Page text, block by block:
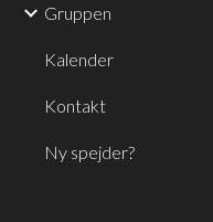
Gruppen
Kalender
Kontakt
Ny spejder?